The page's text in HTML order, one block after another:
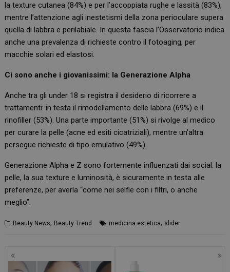
la texture cutanea (84%) e per l’accoppiata rughe e lassità (83%),
mentre l’attenzione agli inestetismi della zona perioculare supera
quella di labbra e perilabiale. In questa fascia l’Osservatorio indica
anche una prevalenza di richieste contro il fotoaging, per
macchie solari ed elastosi.
Ci sono anche i giovanissimi: la Generazione Alpha
Anche tra gli under 18 si registra il desiderio di ricorrere a
trattamenti: in testa il rimodellamento delle labbra (69%) e il
rinofiller (53%). Una parte importante (51%) si rivolge al medico
per curare la pelle (acne ed esiti cicatriziali), mentre un’altra
persegue richieste di tipo emulativo (49%).
Generazione Alpha e Z sono fortemente influenzati dai social: la
pelle, la sua texture e luminosità, è sicuramente in testa alle
preferenze, per averla “come nei selfie con i filtri, o anche
meglio”.
Beauty News, Beauty Trend medicina estetica, slider
Navigazione
articoli